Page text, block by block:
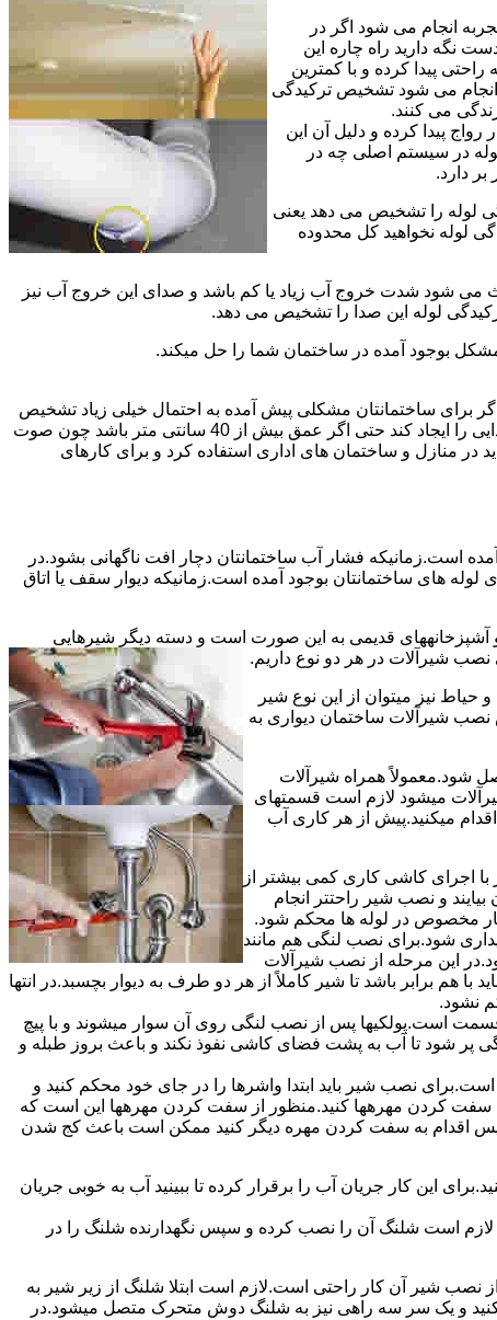
انجام می شود اگر در
نگه دارید راه چاره این
پیدا کرده و با کمترین
انجام می شود تشخیص ترکیدگی
می کنند.
پیدا کرده و دلیل آن این
در سیستم اصلی چه در
دارد.
لوله را تشخیص می دهد یعنی
لوله نخواهید کل محدوده
می شود شدت خروج آب زیاد یا کم باشد و صدای این خروج آب نیز
لوله این صدا را تشخیص می دهد.
بوجود آمده در ساختمان شما را حل میکند.
می توانند نشت یابی کنند و برای عمقی بالاتر از 40 سانت مناسب نیستند اما اگر برای ساختمانتان مشکلی پیش آمده به احتمال خیلی زیاد تشخیص
به درستی انجام می شود زیرا عمق ترکیدگی معمولاً در ساختمان ها بیش از 40 سانت نیست.البته اگر ترکیدگی یا نشتی لوله زیاد باشد و صدایی را ایجاد کند حتی اگر عمق بیش از 40 سانتی متر باشد چون صوت
منازل و ساختمان های اداری استفاده کرد و برای کارهای
است.زمانیکه فشار آب ساختمانتان دچار افت ناگهانی بشود.در
های ساختمانتان بوجود آمده است.زمانیکه دیوار سقف یا اتاق
آشپزخانههای قدیمی به این صورت است و دسته دیگر شیرهایی
شیرآلات در هر دو نوع داریم.
نیز میتوان از این نوع شیر
نصب شیرآلات ساختمان دیواری به
شود.معمولاً همراه شیرآلات
میشود لازم است قسمتهای
میکنید.پیش از هر کاری آب
اجرای کاشی کاری کمی بیشتر از
و نصب شیر راحتتر انجام
مخصوص در لوله ها محکم شود.
شود.برای نصب لنگی هم مانند
این مرحله از نصب شیرآلات
هم برابر باشد تا شیر کاملاً از هر دو طرف به دیوار بچسبد.در انتها
نشود.
است.پولکیها پس از نصب لنگی روی آن سوار میشوند و با پیچ
پر شود تا آب به پشت فضای کاشی نفوذ نکند و باعث بروز طبله و
نصب شیر باید ابتدا واشرها را در جای خود محکم کنید و
سفت کردن مهرهها کنید.منظور از سفت کردن مهرهها این است که
سپس اقدام به سفت کردن مهره دیگر کنید ممکن است باعث کج شدن
این کار جریان آب را برقرار کرده تا ببینید آب به خوبی جریان
لازم است شلنگ آن را نصب کرده و سپس نگهدارنده شلنگ را در
شیر آن کار راحتی است.لازم است ابتلا شلنگ از زیر شیر به
و یک سر سه راهی نیز به شلنگ دوش متحرک متصل میشود.در